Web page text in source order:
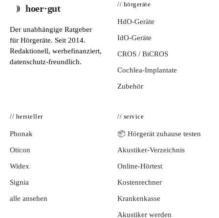
hoer·gut
Der unabhängige Ratgeber
für Hörgeräte. Seit 2014.
Redaktionell, werbefinanziert,
datenschutz-freundlich.
// hörgeräte
HdO-Geräte
IdO-Geräte
CROS / BiCROS
Cochlea-Implantate
Zubehör
// hersteller
Phonak
Oticon
Widex
Signia
alle ansehen
// service
📦 Hörgerät zuhause testen
Akustiker-Verzeichnis
Online-Hörtest
Kostenrechner
Krankenkasse
Akustiker werden